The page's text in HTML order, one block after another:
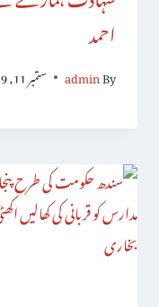
احمد
By
admin ستمبر 11, 2019